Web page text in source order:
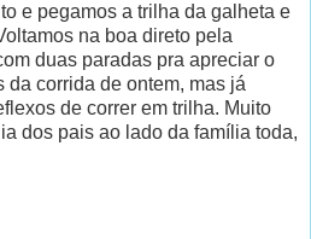
e pegamos a trilha da galheta e
na boa direto pela
duas paradas pra apreciar o
corrida de ontem, mas já
de correr em trilha. Muito
dos pais ao lado da família toda,